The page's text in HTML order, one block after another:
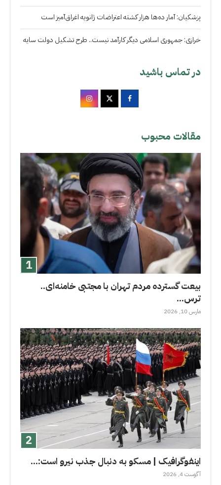
پزشکیان: آمار ده‌ها هزار کشته اعتراضات ژانویه اغراق‌آمیز است
خرازی: جمهوری اسلامی دیگر کارآمد نیست.. طرح تشکیل دولت سایه
در تماس باشید
مقالات محبوب
بیعت گسترده مردم تهران با مجتبی خامنه‌ای..
ترس...
مارس 10, 2026
اینفوگرافیک | مسکو به دنبال جذب نیرو است:...
آگوست 4, 2026